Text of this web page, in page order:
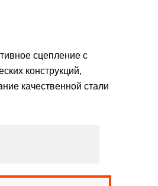
сцепление с
конструкций,
качественной стали